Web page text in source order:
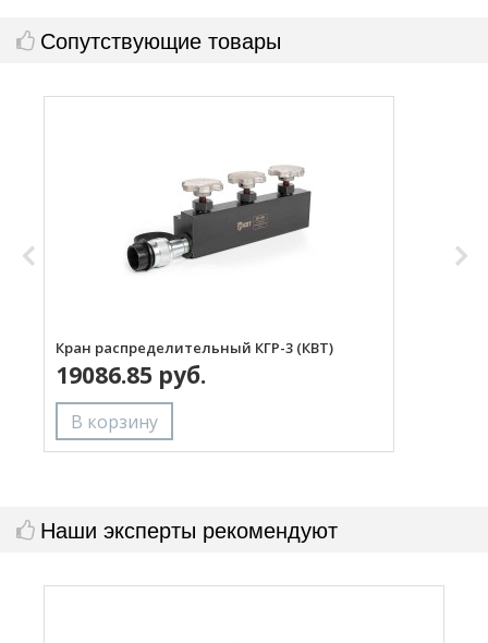
Сопутствующие товары
Кран распределительный КГР-3 (КВТ)
19086.85 руб.
Наши эксперты рекомендуют